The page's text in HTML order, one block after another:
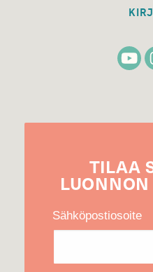
TILAA
LUONNON
Sähköpostiosoite